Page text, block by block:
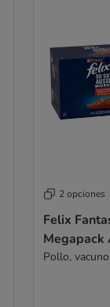
2 opciones
Felix
Megapack
Pollo,